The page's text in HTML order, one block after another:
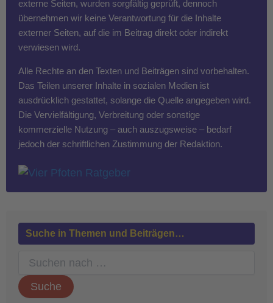
externe Seiten, wurden sorgfältig geprüft, dennoch
übernehmen wir keine Verantwortung für die Inhalte
externer Seiten, auf die im Beitrag direkt oder indirekt
verwiesen wird.
Alle Rechte an den Texten und Beiträgen sind vorbehalten.
Das Teilen unserer Inhalte in sozialen Medien ist
ausdrücklich gestattet, solange die Quelle angegeben wird.
Die Vervielfältigung, Verbreitung oder sonstige
kommerzielle Nutzung – auch auszugsweise – bedarf
jedoch der schriftlichen Zustimmung der Redaktion.
Suche in Themen und Beiträgen…
c
h